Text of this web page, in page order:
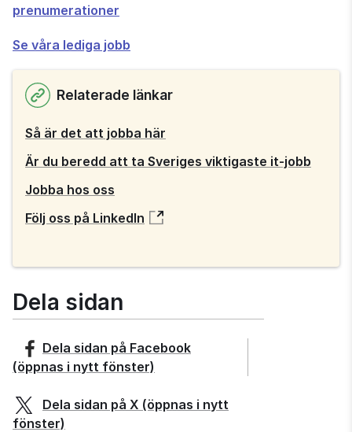
prenumerationer
i
fönster
Se våra lediga jobb
Relaterade länkar
Så är det att jobba här
Är du beredd att ta Sveriges viktigaste it-jobb
Jobba hos oss
Följ oss på LinkedIn
Dela sidan
Dela sidan på Facebook
(öppnas i nytt fönster)
Dela sidan på X (öppnas i nytt
fönster)